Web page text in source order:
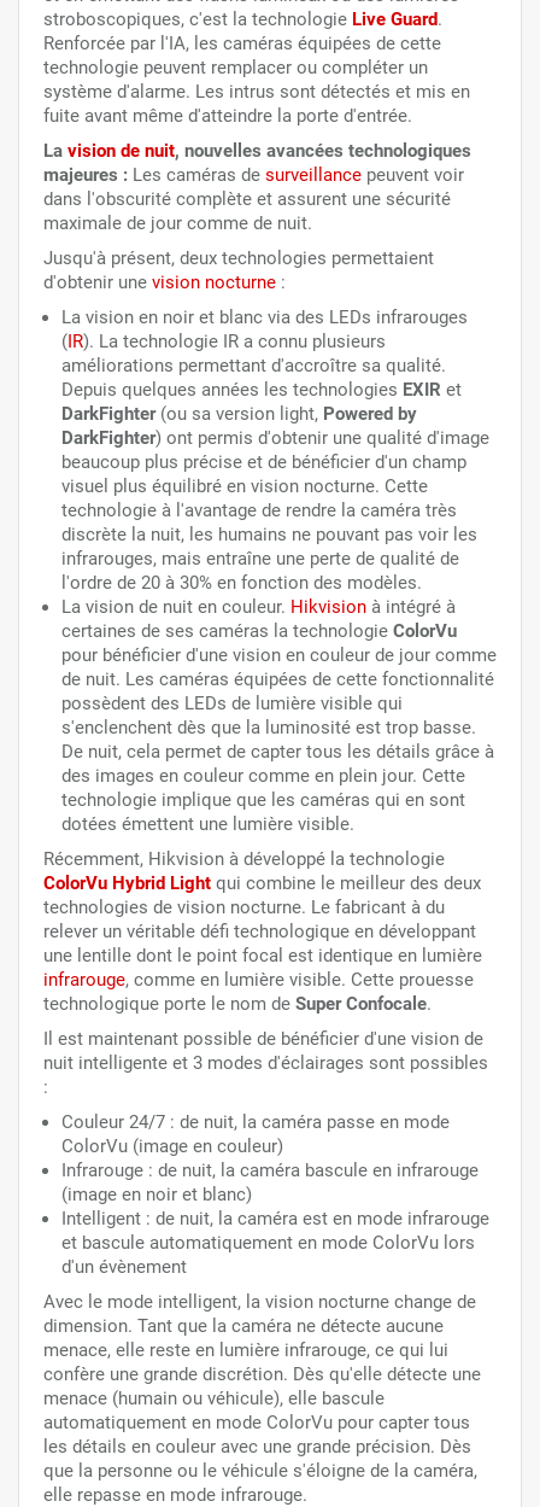
stroboscopiques, c'est la technologie Live Guard.
Renforcée par l'IA, les caméras équipées de cette
technologie peuvent remplacer ou compléter un
système d'alarme. Les intrus sont détectés et mis en
fuite avant même d'atteindre la porte d'entrée.
La vision de nuit, nouvelles avancées technologiques
majeures : Les caméras de surveillance peuvent voir
dans l'obscurité complète et assurent une sécurité
maximale de jour comme de nuit.
Jusqu'à présent, deux technologies permettaient
d'obtenir une vision nocturne :
La vision en noir et blanc via des LEDs infrarouges
(IR). La technologie IR a connu plusieurs
améliorations permettant d'accroître sa qualité.
Depuis quelques années les technologies EXIR et
DarkFighter(ou sa version light, Powered by
DarkFighter) ont permis d'obtenir une qualité d'image
beaucoup plus précise et de bénéficier d'un champ
visuel plus équilibré en vision nocturne. Cette
technologie à l'avantage de rendre la caméra très
discrète la nuit, les humains ne pouvant pas voir les
infrarouges, mais entraîne une perte de qualité de
l'ordre de 20 à 30% en fonction des modèles.
La vision de nuit en couleur. Hikvision à intégré à
certaines de ses caméras la technologie ColorVu
pour bénéficier d'une vision en couleur de jour comme
de nuit. Les caméras équipées de cette fonctionnalité
possèdent des LEDs de lumière visible qui
s'enclenchent dès que la luminosité est trop basse.
De nuit, cela permet de capter tous les détails grâce à
des images en couleur comme en plein jour. Cette
technologie implique que les caméras qui en sont
dotées émettent une lumière visible.
Récemment, Hikvision à développé la technologie
ColorVu Hybrid Light qui combine le meilleur des deux
technologies de vision nocturne. Le fabricant à du
relever un véritable défi technologique en développant
une lentille dont le point focal est identique en lumière
infrarouge, comme en lumière visible. Cette prouesse
technologique porte le nom de Super Confocale.
Il est maintenant possible de bénéficier d'une vision de
nuit intelligente et 3 modes d'éclairages sont possibles
:
Couleur 24/7 : de nuit, la caméra passe en mode
ColorVu (image en couleur)
Infrarouge : de nuit, la caméra bascule en infrarouge
(image en noir et blanc)
Intelligent : de nuit, la caméra est en mode infrarouge
et bascule automatiquement en mode ColorVu lors
d'un évènement
Avec le mode intelligent, la vision nocturne change de
dimension. Tant que la caméra ne détecte aucune
menace, elle reste en lumière infrarouge, ce qui lui
confère une grande discrétion. Dès qu'elle détecte une
menace (humain ou véhicule), elle bascule
automatiquement en mode ColorVu pour capter tous
les détails en couleur avec une grande précision. Dès
que la personne ou le véhicule s'éloigne de la caméra,
elle repasse en mode infrarouge.